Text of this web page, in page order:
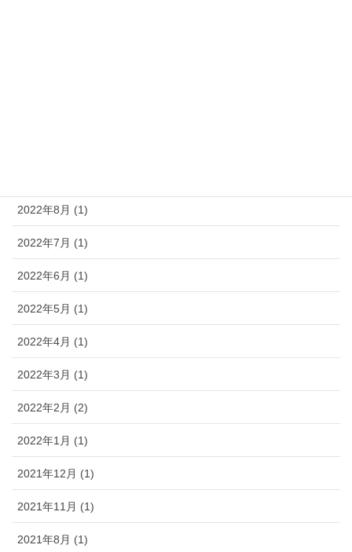
2022年8月 (1)
2022年7月 (1)
2022年6月 (1)
2022年5月 (1)
2022年4月 (1)
2022年3月 (1)
2022年2月 (2)
2022年1月 (1)
2021年12月 (1)
2021年11月 (1)
2021年8月 (1)